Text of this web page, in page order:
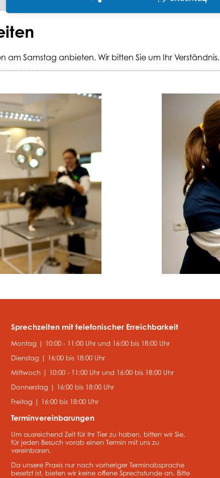
am Samstag anbieten. Wir bitten Sie um Ihr Verständnis.
Sprechzeiten mit telefonischer Erreichbarkeit
Montag | 10:00 - 11:00 Uhr und 16:00 bis 18:00 Uhr
Dienstag | 16:00 bis 18:00 Uhr
Mittwoch | 10:00 - 11:00 Uhr und 16:00 bis 18:00 Uhr
Donnerstag | 16:00 bis 18:00 Uhr
Freitag | 16:00 bis 18:00 Uhr
Terminvereinbarungen
Um ausreichend Zeit für Ihr Tier zu haben, bitten wir Sie,
für jeden Besuch vorab einen Termin mit uns zu
vereinbaren.
Da unsere Praxis nur nach vorheriger Terminabsprache
besetzt ist, bieten wir keine offene Sprechstunde an. Bitte